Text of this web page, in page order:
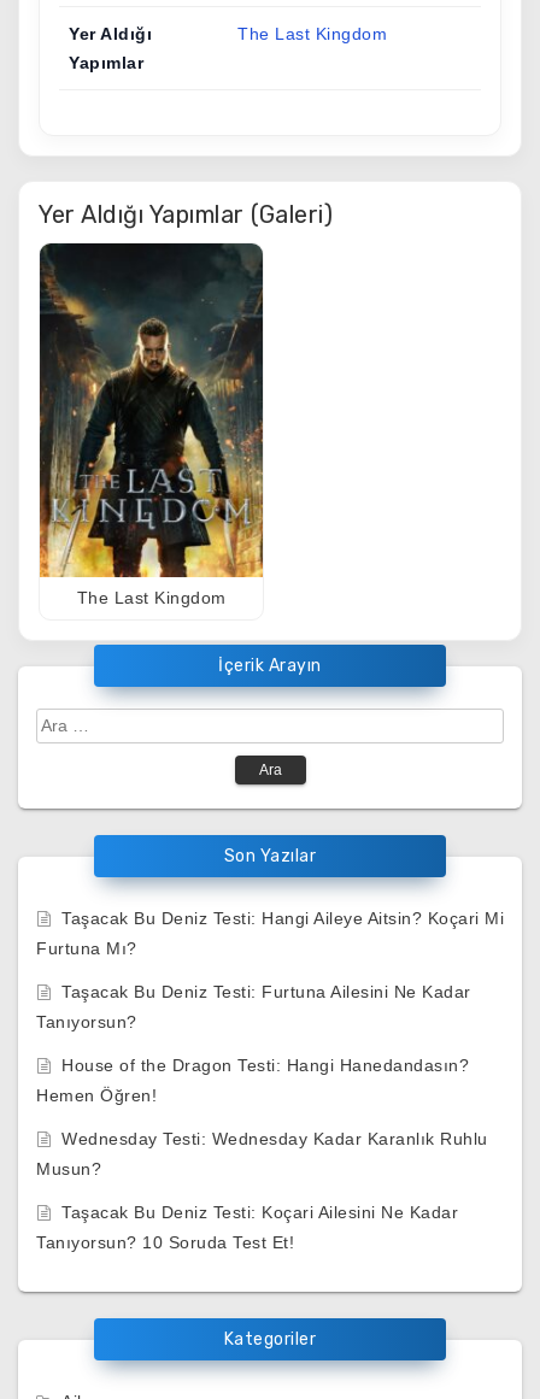
Yer Aldığı
Yapımlar
The Last Kingdom
Yer Aldığı Yapımlar (Galeri)
The Last Kingdom
İçerik Arayın
Arama:
Son Yazılar
Taşacak Bu Deniz Testi: Hangi Aileye Aitsin? Koçari Mi
Furtuna Mı?
Taşacak Bu Deniz Testi: Furtuna Ailesini Ne Kadar
Tanıyorsun?
House of the Dragon Testi: Hangi Hanedandasın?
Hemen Öğren!
Wednesday Testi: Wednesday Kadar Karanlık Ruhlu
Musun?
Taşacak Bu Deniz Testi: Koçari Ailesini Ne Kadar
Tanıyorsun? 10 Soruda Test Et!
Kategoriler